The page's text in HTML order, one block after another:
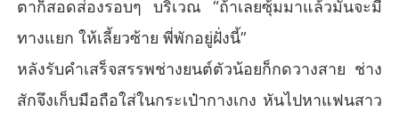
ตาก็สอดส่องรอบๆ บริเวณ “ถ้าเลยซุ้มมาแล้วมันจะมี
ทางแยก ให้เลี้ยวซ้าย พี่พักอยู่ฝั่งนี้”
หลังรับคำเสร็จสรรพช่างยนต์ตัวน้อยก็กดวางสาย ช่าง
สักจึงเก็บมือถือใส่ในกระเป๋ากางเกง หันไปหาแฟนสาว